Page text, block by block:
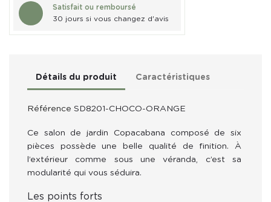
Satisfait ou remboursé
30 jours si vous changez d'avis
Détails du produit Caractéristiques
Référence SD8201-CHOCO-ORANGE
Ce salon de jardin Copacabana composé de six
pièces possède une belle qualité de finition. À
l’extérieur comme sous une véranda, c’est sa
modularité qui vous séduira.
Les points forts